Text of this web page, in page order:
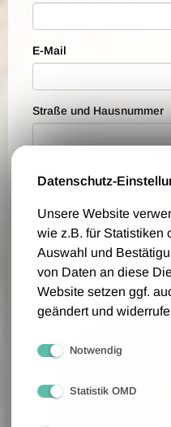
E-Mail
Straße und Hausnummer
Ort
Telefon
Bitte geben Sie eine
Bestellwünsche
Datenschutz-
Unsere Website
wie z.B. für Statistiken
Auswahl und
von Daten an diese
Website setzen ggf.
geändert und
Notwendig
Statistik OMD